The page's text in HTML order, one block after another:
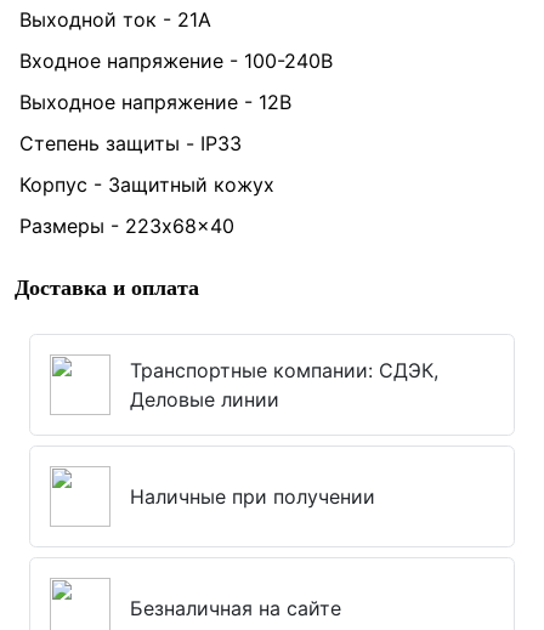
Выходной ток - 21А
Входное напряжение - 100-240В
Выходное напряжение - 12В
Степень защиты - IP33
Корпус - Защитный кожух
Размеры - 223x68x40
Доставка и оплата
Транспортные компании: СДЭК,
Деловые линии
Наличные при получении
Безналичная на сайте